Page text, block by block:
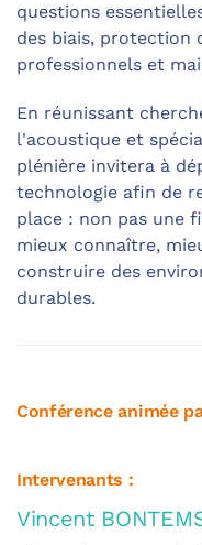
questions
des biais, protection
professionnels et
En réunissant
l'acoustique et
plénière invitera à
technologie afin de
place : non pas une
mieux connaître,
construire des
durables.
Conférence animée
Intervenants :
Vincent